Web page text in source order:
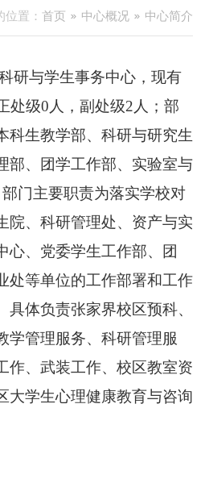
置： 首页 中心概况 中心简介
研与学生事务中心，现有
处级0人，副处级2人；部
科生教学部、科研与研究生
部、团学工作部、实验室与
门主要职责为落实学校对
院、科研管理处、资产与实
心、党委学生工作部、团
处等单位的工作部署和工作
体负责张家界校区预科、
学管理服务、科研管理服
作、武装工作、校区教室资
大学生心理健康教育与咨询